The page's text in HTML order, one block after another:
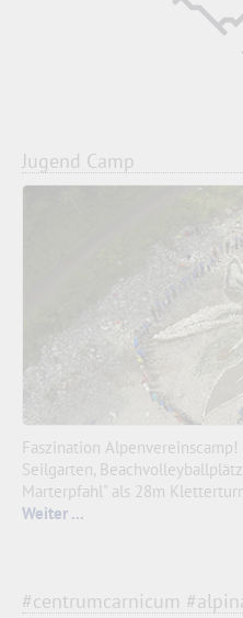
Jugend Camp
Faszination
Seilgarten,
Marterpfahl" als 28m
Weiter ...
#centrumcarnicum